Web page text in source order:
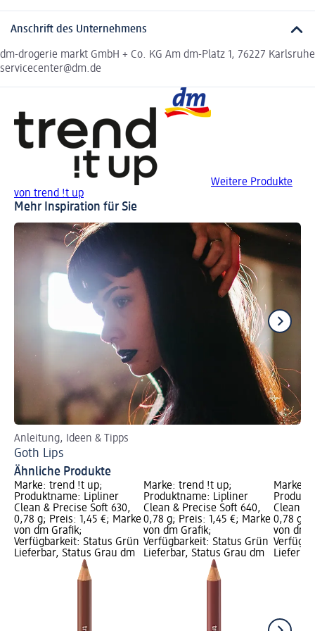
Anschrift des Unternehmens
dm-drogerie markt GmbH + Co. KG Am dm-Platz 1, 76227 Karlsruhe
servicecenter@dm.de
Weitere Produkte
von trend !t up
Mehr Inspiration für Sie
Anleitung, Ideen & Tipps
Goth Lips
Ähnliche Produkte
Marke: trend !t up;
Produktname: Lipliner
Clean & Precise Soft 630,
0,78 g; Preis: 1,45 €; Marke
von dm Grafik;
Verfügbarkeit: Status Grün
Lieferbar, Status Grau dm
Marke: trend !t up;
Produktname: Lipliner
Clean & Precise Soft 640,
0,78 g; Preis: 1,45 €; Marke
von dm Grafik;
Verfügbarkeit: Status Grün
Lieferbar, Status Grau dm
Marke:
Clean &
0,78 g;
von dm